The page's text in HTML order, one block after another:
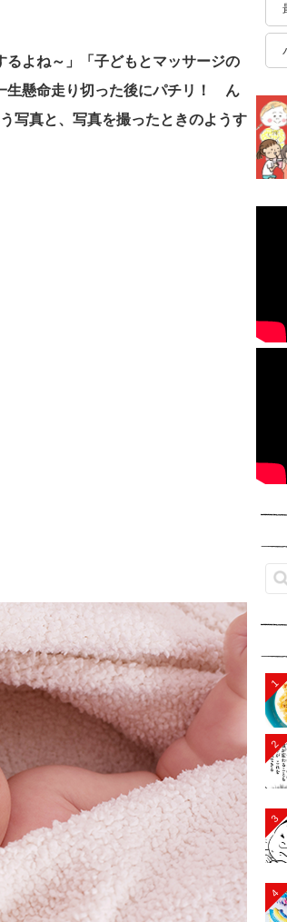
るよね～」「子どもとマッサージの
生懸命走り切った後にパチリ！ ん
写真と、写真を撮ったときのようす
1
2
3
4